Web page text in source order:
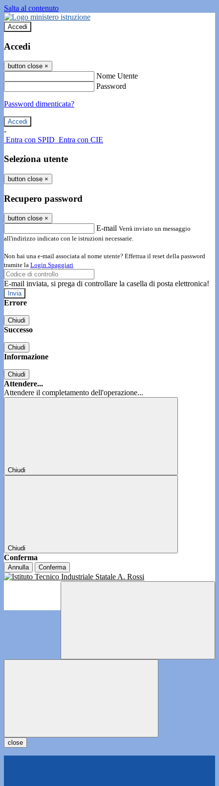
Salta al contenuto
Accedi
Accedi
button close ×
Nome Utente
Password
Password dimenticata?
-
Entra con SPID Entra con CIE
Seleziona utente
button close ×
Recupero password
button close ×
E-mail Verrà inviato un messaggio
all'indirizzo indicato con le istruzioni necessarie.
Non hai una e-mail associata al nome utente? Effettua il reset della password
tramite la Login Spaggiari
E-mail inviata, si prega di controllare la casella di posta elettronica!
Errore
Chiudi
Successo
Chiudi
Informazione
Chiudi
Attendere...
Attendere il completamento dell'operazione...
Chiudi
Chiudi
Conferma
Annulla Conferma
close